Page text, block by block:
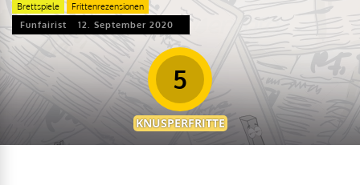
Brettspiele
Frittenrezensionen
Funfairist
12. September 2020
5
KNUSPERFRITTE